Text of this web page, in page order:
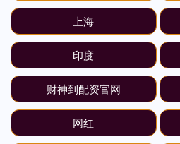
上海
印度
财神到配资官网
网红